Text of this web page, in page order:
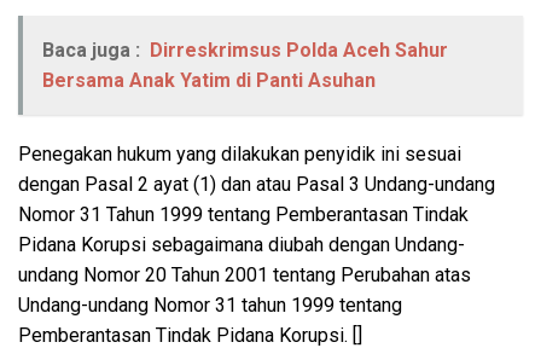
Baca juga : Dirreskrimsus Polda Aceh Sahur
Bersama Anak Yatim di Panti Asuhan
Penegakan hukum yang dilakukan penyidik ini sesuai
dengan Pasal 2 ayat (1) dan atau Pasal 3 Undang-undang
Nomor 31 Tahun 1999 tentang Pemberantasan Tindak
Pidana Korupsi sebagaimana diubah dengan Undang-
undang Nomor 20 Tahun 2001 tentang Perubahan atas
Undang-undang Nomor 31 tahun 1999 tentang
Pemberantasan Tindak Pidana Korupsi. []